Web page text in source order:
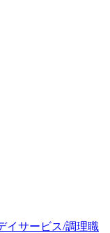
イサービス/調理職